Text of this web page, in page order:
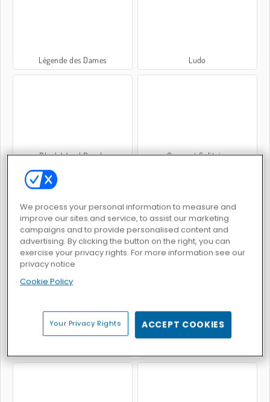
Légende des Dames Ludo
Block Wood Puzzle Crescent Solitaire
Ludo King Solitaire Klondike extraordinaire
We process your personal information to measure and
improve our sites and service, to assist our marketing
campaigns and to provide personalised content and
advertising. By clicking the button on the right, you can
exercise your privacy rights. For more information see our
privacy notice
Cookie Policy
Your Privacy Rights ACCEPT COOKIES